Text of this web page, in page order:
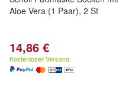
Aloe Vera (1 Paar), 2 St
14,86 €
Kostenloser Versand